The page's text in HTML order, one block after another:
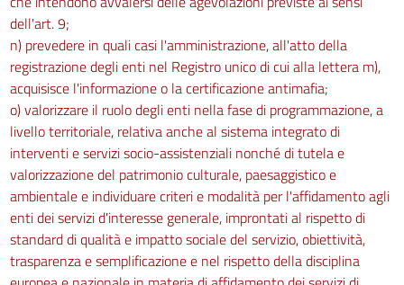
dell'art. 9;
n) prevedere in quali casi l'amministrazione, all'atto della
registrazione degli enti nel Registro unico di cui alla lettera m),
acquisisce l'informazione o la certificazione antimafia;
o) valorizzare il ruolo degli enti nella fase di programmazione, a
livello territoriale, relativa anche al sistema integrato di
interventi e servizi socio-assistenziali nonché di tutela e
valorizzazione del patrimonio culturale, paesaggistico e
ambientale e individuare criteri e modalità per l'affidamento agli
enti dei servizi d'interesse generale, improntati al rispetto di
standard di qualità e impatto sociale del servizio, obiettività,
trasparenza e semplificazione e nel rispetto della disciplina